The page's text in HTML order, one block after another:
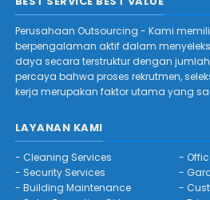
Perusahaan Outsourcing - Kami
berpengalaman aktif dalam
daya secara terstruktur dengan
percaya bahwa proses rekrutmen,
kerja merupakan faktor utama yang
LAYANAN KAMI
- Cleaning Services
- Security Services
- Building Maintenance
-
-
-